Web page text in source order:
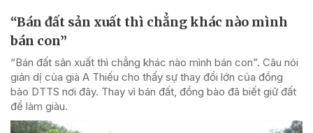
“Bán đất sản xuất thì chẳng khác nào mình
bán con”
“Bán đất sản xuất thì chẳng khác nào mình bán con”. Câu nói
giản dị của già A Thiếu cho thấy sự thay đổi lớn của đồng
bào DTTS nơi đây. Thay vì bán đất, đồng bào đã biết giữ đất
để làm giàu.